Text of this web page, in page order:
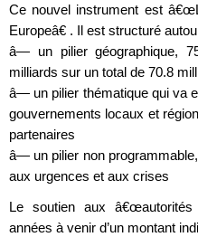
Ce nouvel instrument est
Europeâ€ . Il est structuré
â— un pilier géographique,
milliards sur un total de 70.8
â— un pilier thématique qui va
gouvernements locaux et
partenaires
â— un pilier non
aux urgences et aux crises
Le soutien aux
années à venir d’un montant